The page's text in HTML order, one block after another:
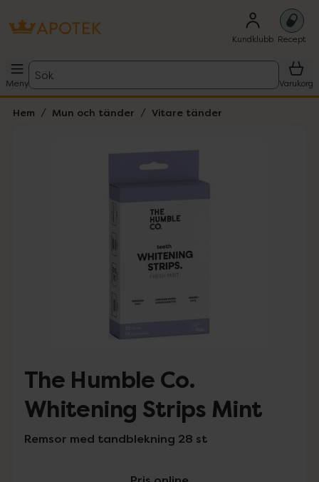
Kundklubb Recept
Meny
Sök
Varukorg
Hem Mun och tänder Vitare tänder
Lista: . Innehåller 3 objekt.
The Humble Co.
Whitening Strips Mint
Remsor med tandblekning 28 st